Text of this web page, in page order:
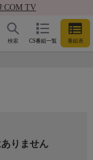
TV
CS番組一覧 番組表
検索
りません